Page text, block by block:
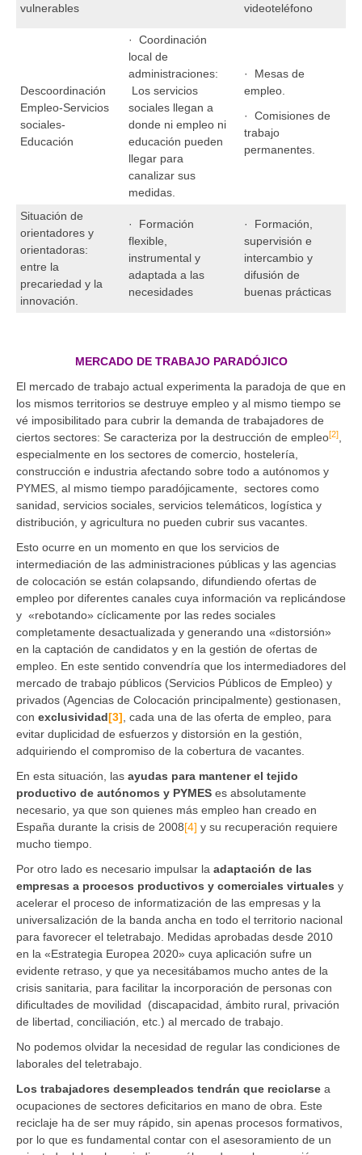
vulnerables
videoteléfono
Descoordinación
Empleo-Servicios
sociales-
Educación
· Coordinación
local de
administraciones:
Los servicios
sociales llegan a
donde ni empleo ni
educación pueden
llegar para
canalizar sus
medidas.
· Mesas de
empleo.
· Comisiones de
trabajo
permanentes.
Situación de
orientadores y
orientadoras:
entre la
precariedad y la
innovación.
· Formación
flexible,
instrumental y
adaptada a las
necesidades
· Formación,
supervisión e
intercambio y
difusión de
buenas prácticas
MERCADO DE TRABAJO PARADÓJICO
El mercado de trabajo actual experimenta la paradoja de que en
los mismos territorios se destruye empleo y al mismo tiempo se
vé imposibilitado para cubrir la demanda de trabajadores de
ciertos sectores: Se caracteriza por la destrucción de empleo[2],
especialmente en los sectores de comercio, hostelería,
construcción e industria afectando sobre todo a autónomos y
PYMES, al mismo tiempo paradójicamente, sectores como
sanidad, servicios sociales, servicios telemáticos, logística y
distribución, y agricultura no pueden cubrir sus vacantes.
Esto ocurre en un momento en que los servicios de
intermediación de las administraciones públicas y las agencias
de colocación se están colapsando, difundiendo ofertas de
empleo por diferentes canales cuya información va replicándose
y «rebotando» cíclicamente por las redes sociales
completamente desactualizada y generando una «distorsión»
en la captación de candidatos y en la gestión de ofertas de
empleo. En este sentido convendría que los intermediadores del
mercado de trabajo públicos (Servicios Públicos de Empleo) y
privados (Agencias de Colocación principalmente) gestionasen,
con exclusividad[3], cada una de las oferta de empleo, para
evitar duplicidad de esfuerzos y distorsión en la gestión,
adquiriendo el compromiso de la cobertura de vacantes.
En esta situación, las ayudas para mantener el tejido
productivo de autónomos y PYMES es absolutamente
necesario, ya que son quienes más empleo han creado en
España durante la crisis de 2008[4] y su recuperación requiere
mucho tiempo.
Por otro lado es necesario impulsar la adaptación de las
empresas a procesos productivos y comerciales virtuales y
acelerar el proceso de informatización de las empresas y la
universalización de la banda ancha en todo el territorio nacional
para favorecer el teletrabajo. Medidas aprobadas desde 2010
en la «Estrategia Europea 2020» cuya aplicación sufre un
evidente retraso, y que ya necesitábamos mucho antes de la
crisis sanitaria, para facilitar la incorporación de personas con
dificultades de movilidad (discapacidad, ámbito rural, privación
de libertad, conciliación, etc.) al mercado de trabajo.
No podemos olvidar la necesidad de regular las condiciones de
laborales del teletrabajo.
Los trabajadores desempleados tendrán que reciclarse a
ocupaciones de sectores deficitarios en mano de obra. Este
reciclaje ha de ser muy rápido, sin apenas procesos formativos,
por lo que es fundamental contar con el asesoramiento de un